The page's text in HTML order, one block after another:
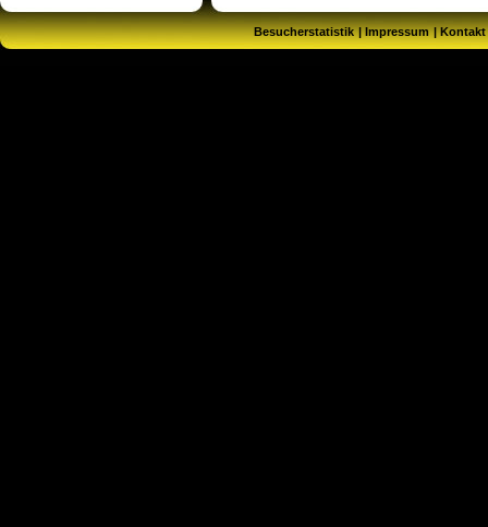
Besucherstatistik Impressum Kontakt